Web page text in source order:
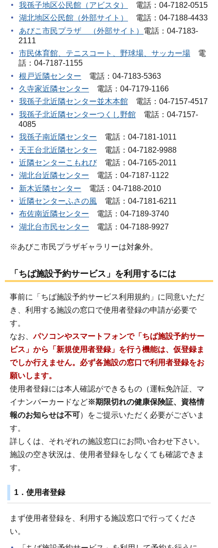
我孫子地区公民館（アビスタ）
電話：04-7182-0515
湖北地区公民館（外部サイト）
電話：04-7188-4433
あびこ市民プラザ （外部サイト） 電話：04-7183-
2111
市民体育館、テニスコート、野球場、サッカー場 電
話：04-7187-1155
根戸近隣センター 電話：04-7183-5363
久寺家近隣センター 電話：04-7179-1166
我孫子北近隣センター並木本館 電話：04-7157-4517
我孫子北近隣センターつくし野館 電話：04-7157-
4085
我孫子南近隣センター 電話：04-7181-1011
天王台北近隣センター 電話：04-7182-9988
近隣センターこもれび電話：04-7165-2011
湖北台近隣センター 電話：04-7187-1122
新木近隣センター 電話：04-7188-2010
近隣センターふさの風 電話：04-7181-6211
布佐南近隣センター 電話：04-7189-3740
湖北台市民センター 電話：04-7188-9927
※あびこ市民プラザギャラリーは対象外。
「ちば施設予約サービス」を利用するには
事前に「ちば施設予約サービス利用規約」に同意いただ
き、利用する施設の窓口で使用者登録の申請が必要で
す。
なお、パソコンやスマートフォンで「ちば施設予約サー
ビス」から「新規使用者登録」を行う機能は、仮登録ま
でしか行えません。必ず各施設の窓口で利用者登録をお
願いします。
使用者登録には本人確認ができるもの（運転免許証、マ
イナンバーカードなど※期限切れの健康保険証、資格情
報のお知らせは不可）をご提示いただく必要がございま
す。
詳しくは、それぞれの施設窓口にお問い合わせ下さい。
施設の空き状況は、使用者登録をしなくても確認できま
す。
1．使用者登録
まず使用者登録を、利用する施設窓口で行ってくださ
い。